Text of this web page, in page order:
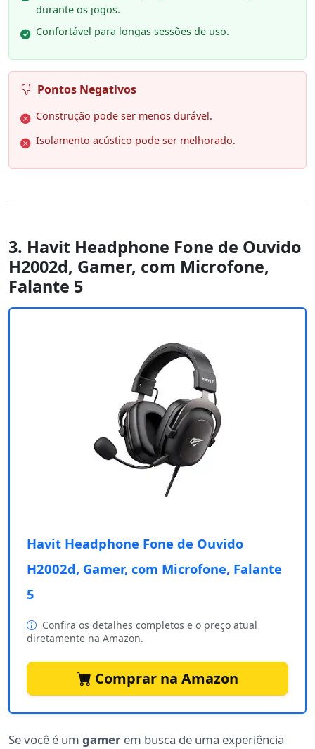
durante os jogos.
Confortável para longas sessões de uso.
Pontos Negativos
Construção pode ser menos durável.
Isolamento acústico pode ser melhorado.
3. Havit Headphone Fone de Ouvido
H2002d, Gamer, com Microfone,
Falante 5
Havit Headphone Fone de Ouvido
H2002d, Gamer, com Microfone, Falante
5
Confira os detalhes completos e o preço atual
diretamente na Amazon.
Comprar na Amazon
Se você é um gamer em busca de uma experiência